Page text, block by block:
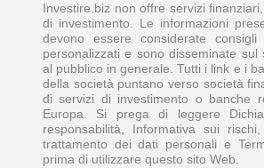
Investire.biz non offre servizi
di investimento. Le informazioni
devono essere considerate consigli
personalizzati e sono disseminate sul
al pubblico in generale. Tutti i link e i
della società puntano verso società
di servizi di investimento o banche
Europa. Si prega di leggere
responsabilità, Informativa sui
trattamento dei dati personali e
prima di utilizzare questo sito Web.